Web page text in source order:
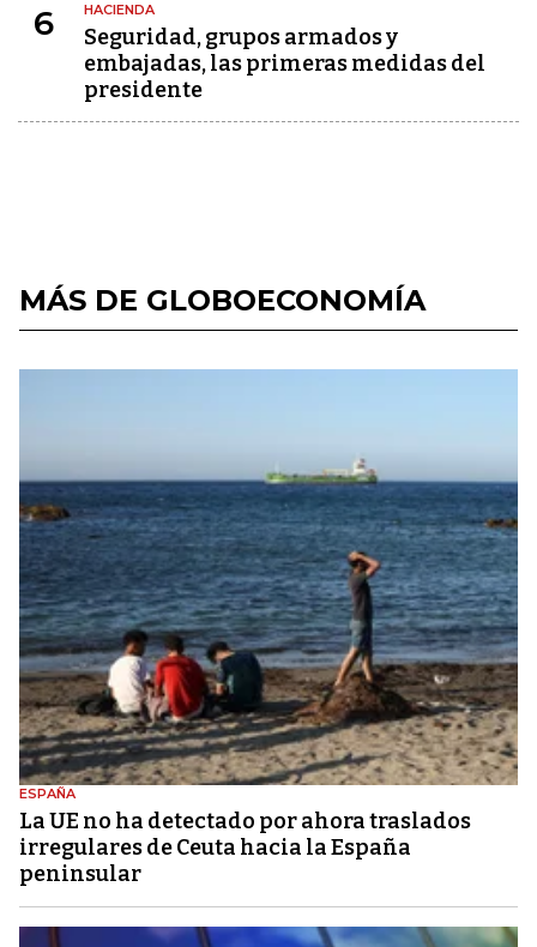
6 HACIENDA
Seguridad, grupos armados y
embajadas, las primeras medidas del
presidente
MÁS DE GLOBOECONOMÍA
ESPAÑA
La UE no ha detectado por ahora traslados
irregulares de Ceuta hacia la España
peninsular